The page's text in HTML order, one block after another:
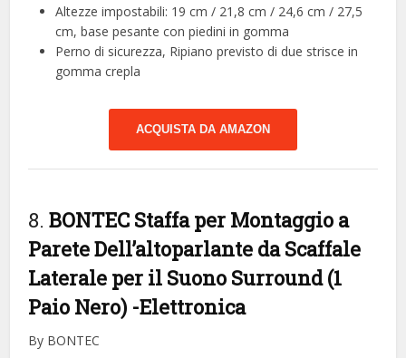
Altezze impostabili: 19 cm / 21,8 cm / 24,6 cm / 27,5
cm, base pesante con piedini in gomma
Perno di sicurezza, Ripiano previsto di due strisce in
gomma crepla
ACQUISTA DA AMAZON
8.BONTEC Staffa per Montaggio a
Parete Dell’altoparlante da Scaffale
Laterale per il Suono Surround (1
Paio Nero) -Elettronica
By BONTEC